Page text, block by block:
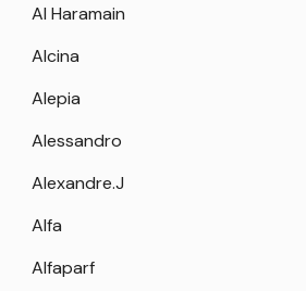
Al Haramain
Alcina
Alepia
Alessandro
Alexandre.J
Alfa
Alfaparf